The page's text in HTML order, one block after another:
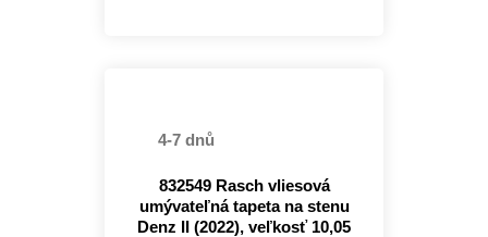
4-7 dnů
832549 Rasch vliesová
umývateľná tapeta na stenu
Denz II (2022), veľkosť 10,05